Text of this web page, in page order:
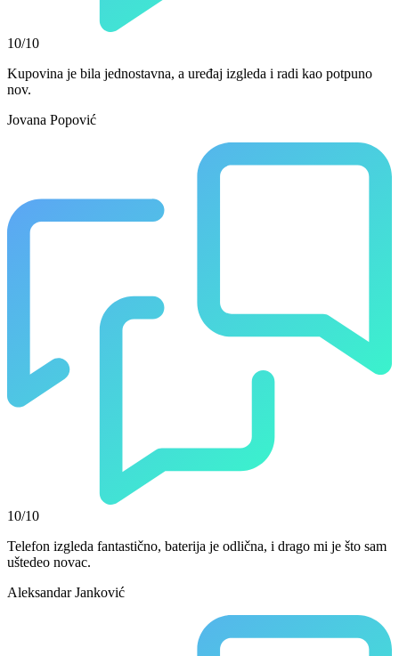
10/10
Kupovina je bila jednostavna, a uređaj izgleda i radi kao potpuno
nov.
Jovana Popović
10/10
Telefon izgleda fantastično, baterija je odlična, i drago mi je što sam
uštedeo novac.
Aleksandar Janković